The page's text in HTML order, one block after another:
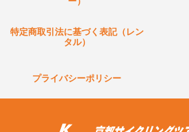
特定商取引法に基づく表記（レン
タル）
プライバシーポリシー